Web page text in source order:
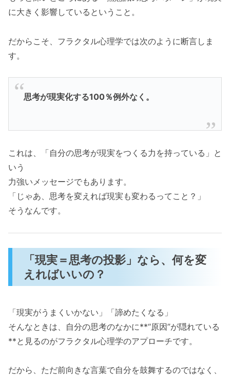
に大きく影響しているということ。
だからこそ、フラクタル心理学では次のように断言しま
す。
思考が現実化する100％例外なく。
これは、「自分の思考が現実をつくる力を持っている」と
いう
力強いメッセージでもあります。
「じゃあ、思考を変えれば現実も変わるってこと？」
そうなんです。
「現実＝思考の投影」なら、何を変
えればいいの？
「現実がうまくいかない」「諦めたくなる」
そんなときは、自分の思考のなかに**“原因”が隠れている
**と見るのがフラクタル心理学のアプローチです。
だから、ただ前向きな言葉で自分を鼓舞するのではなく、